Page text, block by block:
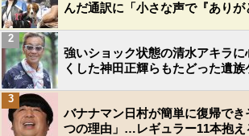
んだ通訳に「小さな声で『ありが
強いショック状態の清水アキラ
くした神田正輝らもたどった遺族
2
バナナマン日村が簡単に復帰で
つの理由」…レギュラー11本抱え
3